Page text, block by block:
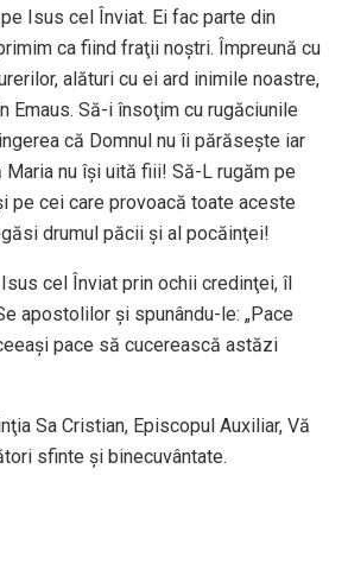
Isus cel Înviat. Ei fac parte din
ca fiind fraţii noștri. Împreună cu
alături cu ei ard inimile noastre,
Emaus. Să-i însoţim cu rugăciunile
că Domnul nu îi părăsește iar
Maria nu își uită fiii! Să-L rugăm pe
pe cei care provoacă toate aceste
drumul păcii și al pocăinţei!
cel Înviat prin ochii credinţei, îl
apostolilor și spunându-le: „Pace
pace să cucerească astăzi
Sa Cristian, Episcopul Auxiliar, Vă
sfinte și binecuvântate.